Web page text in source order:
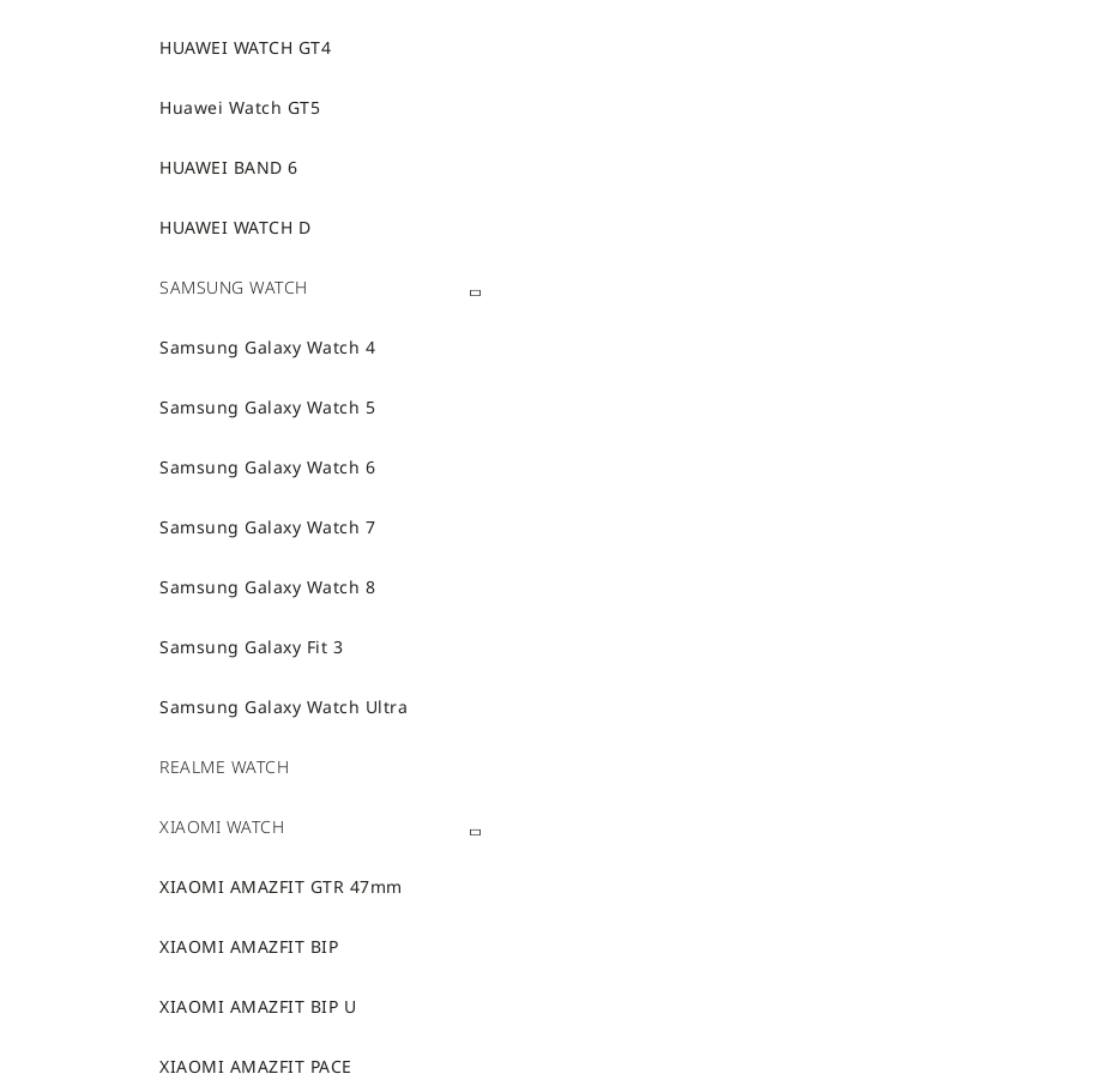
HUAWEI WATCH GT4
Huawei Watch GT5
HUAWEI BAND 6
HUAWEI WATCH D
SAMSUNG WATCH
Samsung Galaxy Watch 4
Samsung Galaxy Watch 5
Samsung Galaxy Watch 6
Samsung Galaxy Watch 7
Samsung Galaxy Watch 8
Samsung Galaxy Fit 3
Samsung Galaxy Watch Ultra
REALME WATCH
XIAOMI WATCH
XIAOMI AMAZFIT GTR 47mm
XIAOMI AMAZFIT BIP
XIAOMI AMAZFIT BIP U
XIAOMI AMAZFIT PACE